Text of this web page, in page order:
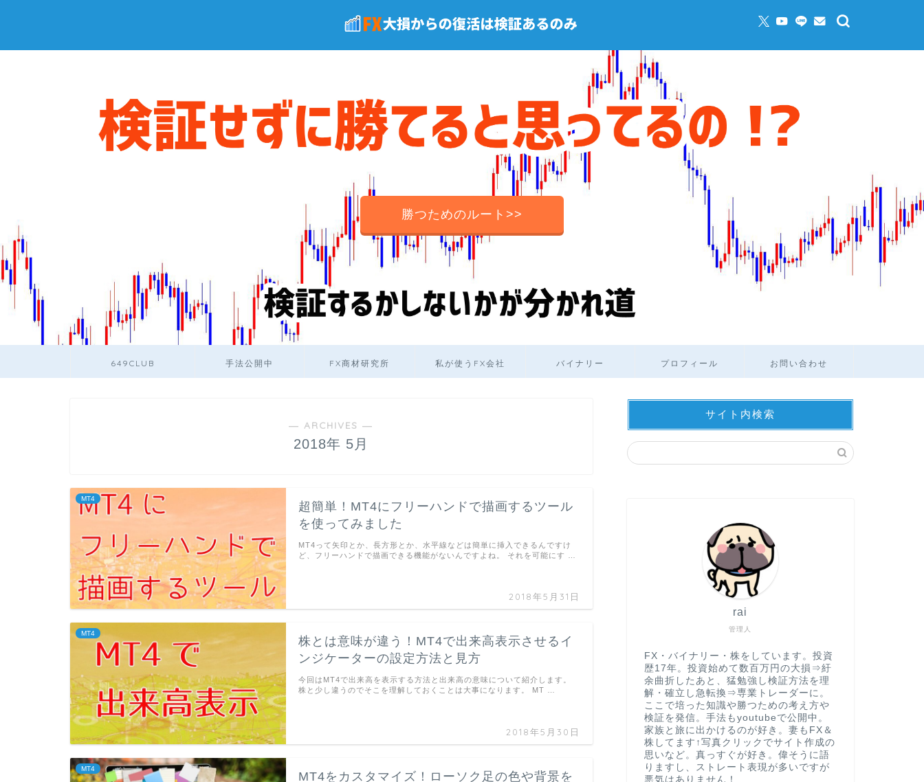
勝つためのルート>>
649CLUB 手法公開中 FX商材研究所 私が使うFX会社 バイナリー プロフィール お問い合わせ
― ARCHIVES ―
2018年 5月
MT4
超簡単！MT4にフリーハンドで描画するツール
を使ってみました
2018年5月31日
MT4って矢印とか、長方形とか、水平線などは簡単に挿入できるんですけ
ど、フリーハンドで描画できる機能がないんですよね。 それを可能にす …
MT4
株とは意味が違う！MT4で出来高表示させるイ
ンジケーターの設定方法と見方
2018年5月30日
今回はMT4で出来高を表示する方法と出来高の意味について紹介します。
株と少し違うのでそこを理解しておくことは大事になります。 MT …
MT4
MT4をカスタマイズ！ローソク足の色や背景を
サイト内検索
管理人
rai
FX・バイナリー・株をしています。投資
歴17年。投資始めて数百万円の大損⇒紆
余曲折したあと、猛勉強し検証方法を理
解・確立し急転換⇒専業トレーダーに。
ここで培った知識や勝つための考え方や
検証を発信。手法もyoutubeで公開中。
家族と旅に出かけるのが好き。妻もFX＆
株してます↑写真クリックでサイト作成の
思いなど。真っすぐが好き。偉そうに語
りますし、ストレート表現が多いですが
悪気はありません！